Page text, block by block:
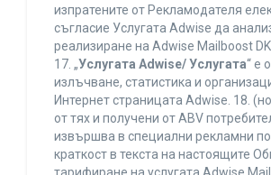
изпратените от Рекламодателя
съгласие Услугата Adwise да
реализиране на Adwise Mailboost
17. „Услугата Adwise/ Услугата“ е
излъчване, статистика и
Интернет страницата Adwise. 18.
от тях и получени от ABV
извършва в специални рекламни
краткост в текста на настоящите
тарифиране на услугата Adwise